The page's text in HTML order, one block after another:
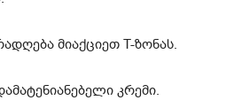
მიაქციეთ T-ზონას.
კრემი.